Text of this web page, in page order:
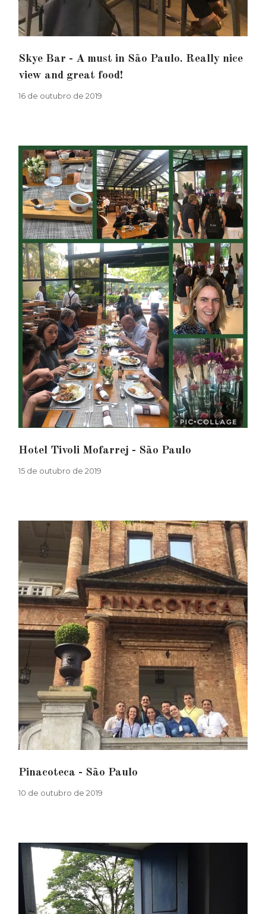
Skye Bar - A must in São Paulo. Really nice
view and great food!
16 de outubro de 2019
Hotel Tivoli Mofarrej - São Paulo
15 de outubro de 2019
Pinacoteca - São Paulo
10 de outubro de 2019